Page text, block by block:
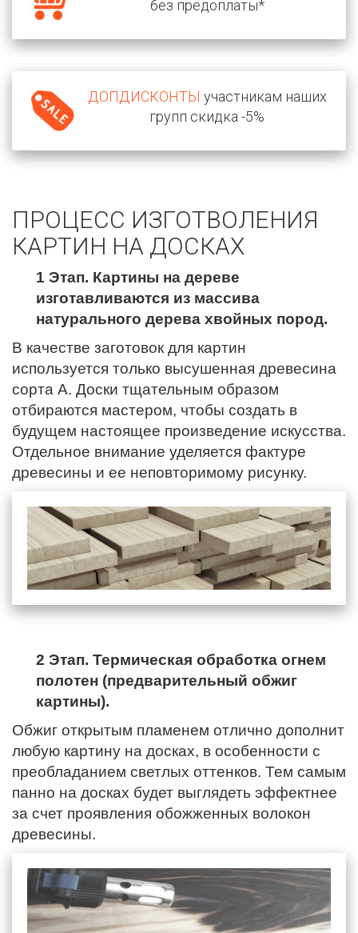
без предоплаты*
ДОПДИСКОНТЫ участникам наших
групп скидка -5%
ПРОЦЕСС ИЗГОТВОЛЕНИЯ
КАРТИН НА ДОСКАХ
1 Этап. Картины на дереве
изготавливаются из массива
натурального дерева хвойных пород.
В качестве заготовок для картин
используется только высушенная древесина
сорта А. Доски тщательным образом
отбираются мастером, чтобы создать в
будущем настоящее произведение искусства.
Отдельное внимание уделяется фактуре
древесины и ее неповторимому рисунку.
2 Этап. Термическая обработка огнем
полотен (предварительный обжиг
картины).
Обжиг открытым пламенем отлично дополнит
любую картину на досках, в особенности с
преобладанием светлых оттенков. Тем самым
панно на досках будет выглядеть эффектнее
за счет проявления обожженных волокон
древесины.